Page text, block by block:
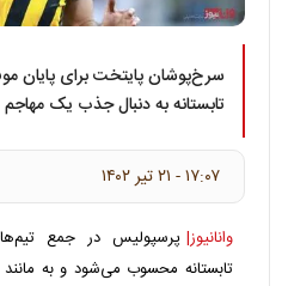
سرخ‌پوشان پایتخت برای پایان
تابستانه به دنبال جذب یک
۱۷:۰۷ - ۲۱ تير ۱۴۰۲
وانانیوز| پرسپولیس در جمع
تابستانه محسوب می‌شود و به